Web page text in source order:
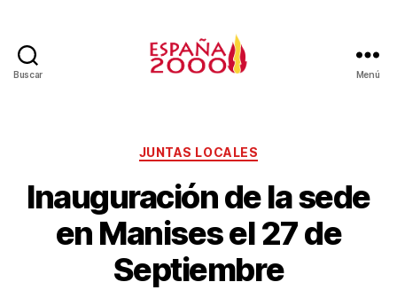
Buscar Menú
JUNTAS LOCALES
Inauguración de la sede
en Manises el 27 de
Septiembre